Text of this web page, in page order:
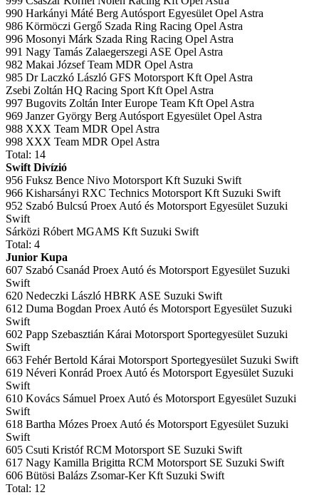
990 Harkányi Máté Berg Autósport Egyesület Opel Astra
986 Körmöczi Gergő Szada Ring Racing Opel Astra
996 Mosonyi Márk Szada Ring Racing Opel Astra
991 Nagy Tamás Zalaegerszegi ASE Opel Astra
982 Makai József Team MDR Opel Astra
985 Dr Laczkó László GFS Motorsport Kft Opel Astra
Zsebi Zoltán HQ Racing Sport Kft Opel Astra
997 Bugovits Zoltán Inter Europe Team Kft Opel Astra
969 Janzer György Berg Autósport Egyesület Opel Astra
988 XXX Team MDR Opel Astra
998 XXX Team MDR Opel Astra
Total: 14
Swift Divízió
956 Fuksz Bence Nivo Motorsport Kft Suzuki Swift
966 Kisharsányi RXC Technics Motorsport Kft Suzuki Swift
952 Szabó Bulcsú Proex Autó és Motorsport Egyesület Suzuki
Swift
Sárközi Róbert MGAMS Kft Suzuki Swift
Total: 4
Junior Kupa
607 Szabó Csanád Proex Autó és Motorsport Egyesület Suzuki
Swift
620 Nedeczki László HBRK ASE Suzuki Swift
612 Duma Bogdan Proex Autó és Motorsport Egyesület Suzuki
Swift
602 Papp Szebasztián Kárai Motorsport Sportegyesület Suzuki
Swift
663 Fehér Bertold Kárai Motorsport Sportegyesület Suzuki Swift
619 Néveri Konrád Proex Autó és Motorsport Egyesület Suzuki
Swift
610 Kovács Sámuel Proex Autó és Motorsport Egyesület Suzuki
Swift
618 Bartha Mózes Proex Autó és Motorsport Egyesület Suzuki
Swift
605 Csuti Kristóf RCM Motorsport SE Suzuki Swift
617 Nagy Kamilla Brigitta RCM Motorsport SE Suzuki Swift
606 Bütösi Balázs Zsomar-Ker Kft Suzuki Swift
Total: 12